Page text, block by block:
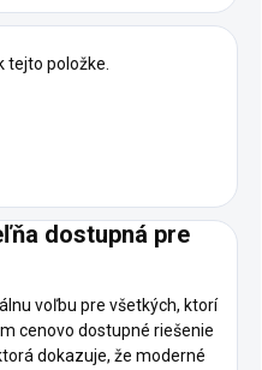
tejto položke.
dostupná pre
voľbu pre všetkých, ktorí
cenovo dostupné riešenie
dokazuje, že moderné